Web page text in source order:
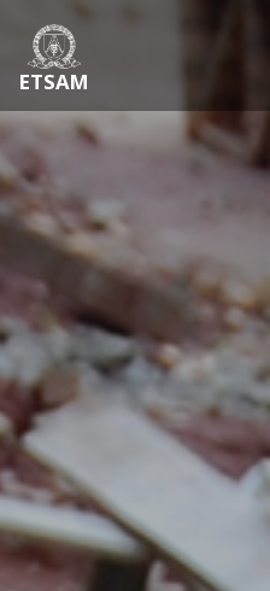
ETSAM